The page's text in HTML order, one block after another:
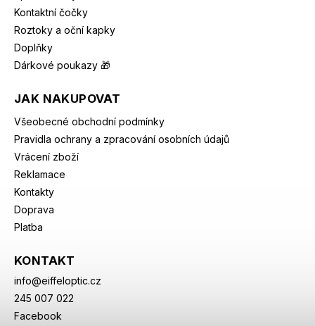
Kontaktní čočky
Roztoky a oční kapky
Doplňky
Dárkové poukazy 🎁
JAK NAKUPOVAT
Všeobecné obchodní podmínky
Pravidla ochrany a zpracování osobních údajů
Vrácení zboží
Reklamace
Kontakty
Doprava
Platba
KONTAKT
info@eiffeloptic.cz
245 007 022
Facebook